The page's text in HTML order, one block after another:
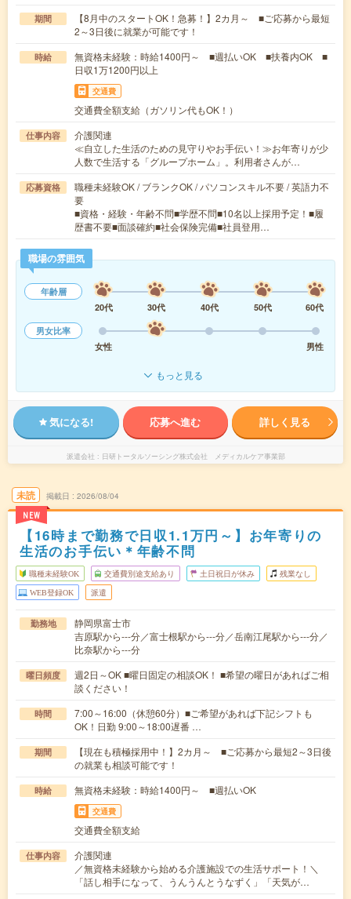
期間
【8月中のスタートOK！急募！】2カ月～ ■ご応募から最短
2～3日後に就業が可能です！
時給
無資格未経験：時給1400円～ ■週払いOK ■扶養内OK ■
日収1万1200円以上
交通費
交通費全額支給（ガソリン代もOK！）
仕事内容
介護関連
≪自立した生活のための見守りやお手伝い！≫お年寄りが少
人数で生活する「グループホーム」。利用者さんが…
応募資格
職種未経験OK / ブランクOK / パソコンスキル不要 / 英語力不
要
■資格・経験・年齢不問■学歴不問■10名以上採用予定！■履
歴書不要■面談確約■社会保険完備■社員登用…
職場の雰囲気
年齢層
20代
30代 40代 50代
60代
男女比率
女性
男性
もっと見る
気になる! 応募へ進む 詳しく見る
派遣会社 日研トータルソーシング株式会社 メディカルケア事業部
未読
NEW
掲載日 2026/08/04
【16時まで勤務で日収1.1万円～】お年寄りの
生活のお手伝い＊年齢不問
職種未経験OK 交通費別途支給あり 土日祝日が休み 残業なし
WEB登録OK 派遣
勤務地
静岡県富士市
吉原駅から---分／富士根駅から---分／岳南江尾駅から---分／
比奈駅から---分
曜日頻度
週2日～OK ■曜日固定の相談OK！ ■希望の曜日があればご相
談ください！
時間
7:00～16:00（休憩60分）■ご希望があれば下記シフトも
OK！日勤 9:00～18:00遅番 …
期間
【現在も積極採用中！】2カ月～ ■ご応募から最短2～3日後
の就業も相談可能です！
時給 無資格未経験：時給1400円～ ■週払いOK
交通費
交通費全額支給
仕事内容
介護関連
／無資格未経験から始める介護施設での生活サポート！＼
「話し相手になって、うんうんとうなずく」「天気が…